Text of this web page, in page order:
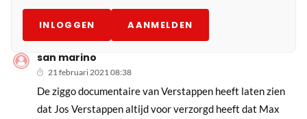
INLOGGEN AANMELDEN
san marino
21 februari 2021 08:38
De ziggo documentaire van Verstappen heeft laten zien
dat Jos Verstappen altijd voor verzorgd heeft dat Max